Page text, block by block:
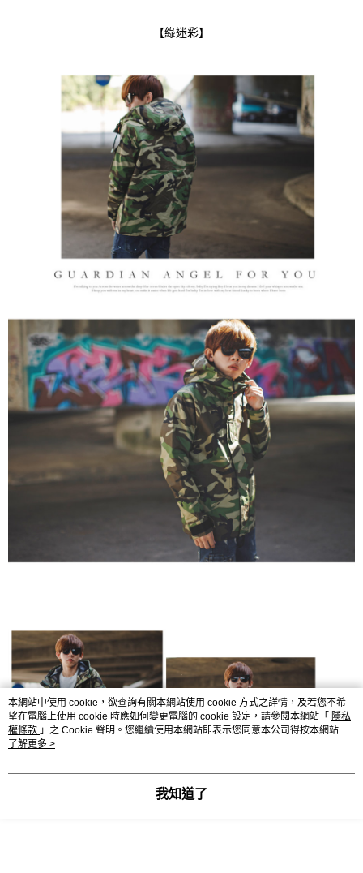
【綠迷彩】
本網站中使用 cookie，欲查詢有關本網站使用 cookie 方式之詳情，及若您不希
望在電腦上使用 cookie 時應如何變更電腦的 cookie 設定，請參閱本網站「 隱私
權條款 」之 Cookie 聲明。您繼續使用本網站即表示您同意本公司得按本網站使
用條款之 Cookie 聲明使用 cookie。
了解更多 >
我知道了